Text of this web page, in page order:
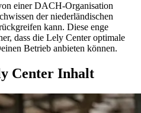
einer DACH-Organisation
der niederländischen
kann. Diese enge
dass die Lely Center optimale
Betrieb anbieten können.
Center Inhalt